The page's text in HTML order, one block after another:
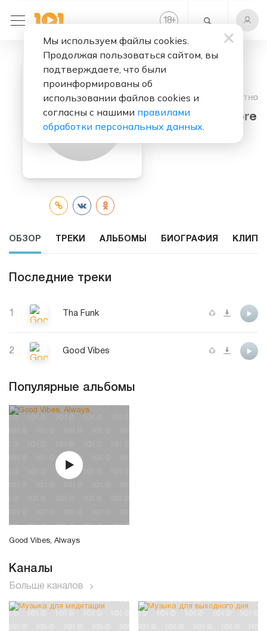
18+
Слушать бесплатно
Dexter Moore
ОБЗОР ТРЕКИ АЛЬБОМЫ БИОГРАФИЯ КЛИПЫ
Последние треки
Tha Funk
2 Good Vibes
Популярные альбомы
Good Vibes, Always
Каналы
Больше каналов
Мы используем файлы cookies.
Продолжая пользоваться сайтом, вы
подтверждаете, что были
проинформированы об
использовании файлов cookies и
согласны с нашими правилами
обработки персональных данных.